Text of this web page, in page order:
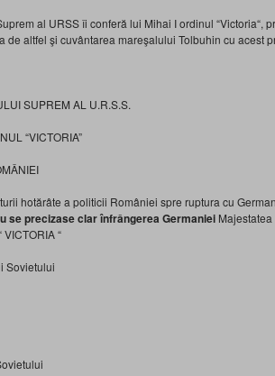
al URSS îi conferă lui Mihai I ordinul “Victoria“,
de altfel şi cuvântarea mareşalului Tolbuhin cu acest
SUPREM AL U.R.S.S.
“VICTORIA”
hotărâte a politicii României spre ruptura cu
se precizase clar înfrângerea Germaniei
“
Sovietului